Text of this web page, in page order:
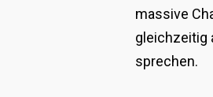
massive
gleichzeitig
sprechen.